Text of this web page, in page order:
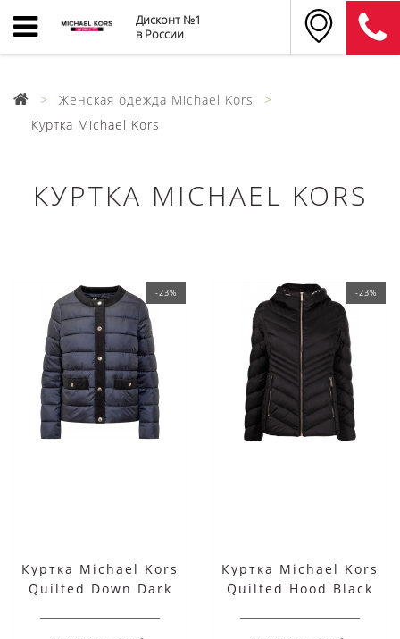
Дисконт №1
в России
Женская одежда Michael Kors
Куртка Michael Kors
КУРТКА MICHAEL KORS
-23%
Куртка Michael Kors
Quilted Down Dark
-23%
Куртка Michael Kors
Quilted Hood Black